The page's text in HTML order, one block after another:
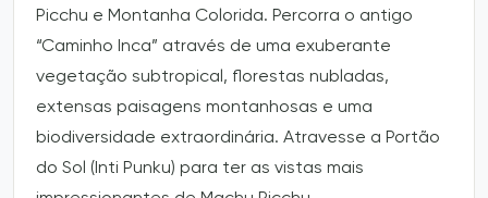
Picchu e Montanha Colorida. Percorra o antigo
“Caminho Inca” através de uma exuberante
vegetação subtropical, florestas nubladas,
extensas paisagens montanhosas e uma
biodiversidade extraordinária. Atravesse a Portão
do Sol (Inti Punku) para ter as vistas mais